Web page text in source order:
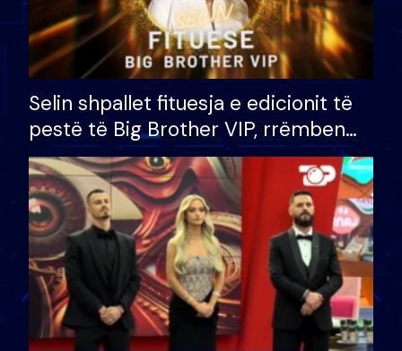
Selin shpallet fituesja e edicionit të
pestë të Big Brother VIP, rrëmben
çmimin e madh prej 100 mijë eurosh